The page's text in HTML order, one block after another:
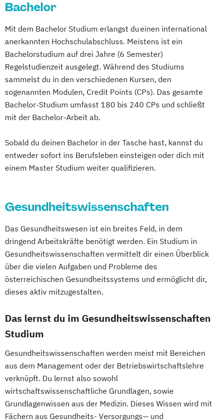
Mediation und Konfliktmanagement
Mediendesign
Medieninformatik
Medienmanagement
Medizinische Informatik Medizintechnik
Modemanagement
Nachhaltiges Management New Work
Online Marketing
Personalentwicklung
Personalmanagement
Personalmanagement (DE/EN) Pflege
Product Management (DE/EN)
Produktdesign
Projektmanagement (DE/EN)
Psychologie Public Health
Public Management
Public Management für
Verwaltungsfachangestellte
Pädagogik Pädagogik
Bildungsberatung und Leitung
Robotics (DE/EN)
Social Media
Software Engineering (EN)
Softwareentwicklung (DE/EN)
Soziale Arbeit
Soziale Arbeit Schwerpunkt Kinder und
Jugendliche
Professionals
Pharmaproduktion
Psychosoziale Beratung in Sozialer Arbeit
Sicherheitsmanagement
Soziale Arbeit
Sozialmanagement
Technische Redaktion und
Informationsdesign
Tourismusmanagement
Wirtschaftsinformatik
Business
Wirtschaftsingenieurwesen
Wirtschaftspsychologie Wirtschaftsrecht
Gesundheits- & Krankenpflege
Green Engineering* Hebammen
Hebammenwissenschaft -
Holztechnologie & Holzbau
Human-Computer Interaction
IT-Management & Consulting
Industrial Informatics & Robotics
Management
Innovation & Management im Tourismus
Innovation & Management in Tourism
Physiotherapie Radiologietechnologie
Realtime Art & Visual Effects
Retail & Technology
Smart Buildings in Smart Cities
Soziale Arbeit Soziale Innovation
Unternehmensführung & Entrepreneurship
Transformation
Bachelor
Mit dem Bachelor Studium erlangst du einen international
anerkannten Hochschulabschluss. Meistens ist ein
Bachelorstudium auf drei Jahre (6 Semester)
Regelstudienzeit ausgelegt. Während des Studiums
sammelst du in den verschiedenen Kursen, den
sogenannten Modulen, Credit Points (CPs). Das gesamte
Bachelor-Studium umfasst 180 bis 240 CPs und schließt
mit der Bachelor-Arbeit ab.
Sobald du deinen Bachelor in der Tasche hast, kannst du
entweder sofort ins Berufsleben einsteigen oder dich mit
einem Master Studium weiter qualifizieren.
Gesundheitswissenschaften
Das Gesundheitswesen ist ein breites Feld, in dem
dringend Arbeitskräfte benötigt werden. Ein Studium in
Gesundheitswissenschaften vermittelt dir einen Überblick
über die vielen Aufgaben und Probleme des
österreichischen Gesundheitssystems und ermöglicht dir,
dieses aktiv mitzugestalten.
Das lernst du im Gesundheitswissenschaften
Studium
Gesundheitswissenschaften werden meist mit Bereichen
aus dem Management oder der Betriebswirtschaftslehre
verknüpft. Du lernst also sowohl
wirtschaftswissenschaftliche Grundlagen, sowie
Grundlagenwissen aus der Medizin. Dieses Wissen wird mit
Fächern aus Gesundheits- Versorgungs— und